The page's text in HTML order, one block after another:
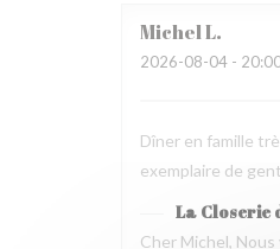
MichelL
2026-08-04 -
Dîner en famille
exemplaire de
La Closerie
Cher Michel,